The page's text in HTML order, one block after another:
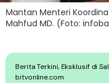
Mantan Menteri
Mahfud MD. (Foto:
Berita Terkini, Eksklusif di
bitvonline.com